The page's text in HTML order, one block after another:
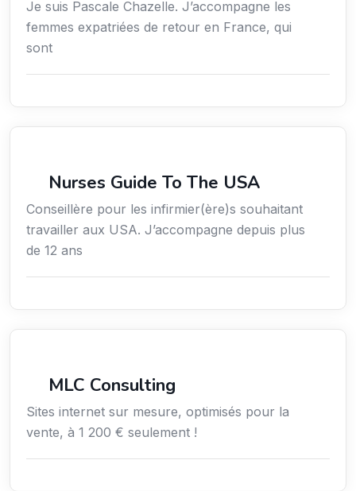
Je suis Pascale Chazelle. J’accompagne les
femmes expatriées de retour en France, qui
sont
Nurses Guide To The USA
Conseillère pour les infirmier(ère)s souhaitant
travailler aux USA. J’accompagne depuis plus
de 12 ans
MLC Consulting
Sites internet sur mesure, optimisés pour la
vente, à 1 200 € seulement !